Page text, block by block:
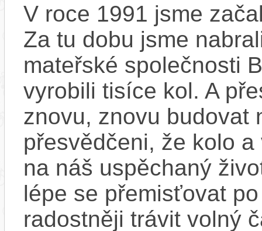
V roce 1991 jsme
Za tu dobu jsme
mateřské společnosti
vyrobili tisíce kol. A
znovu, znovu budovat
přesvědčeni, že kolo
na náš uspěchaný
lépe se přemisťovat
radostněji trávit volný